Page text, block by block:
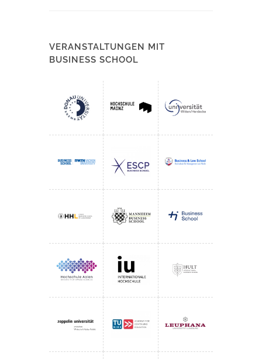
VERANSTALTUNGEN MIT
BUSINESS SCHOOL